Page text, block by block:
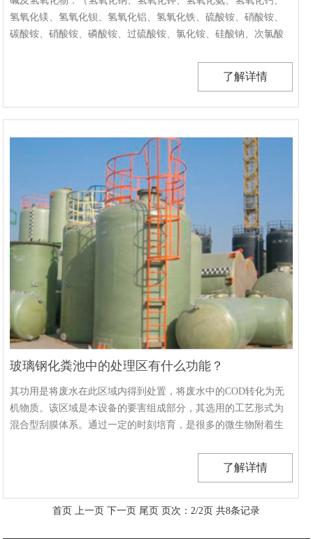
氢氧化镁、氢氧化钡、氢氧化铝、氢氧化铁、硫酸铵、硝酸铵、
碳酸铵、硝酸铵、磷酸铵、过硫酸铵、氯化铵、硅酸钠、次氯酸
了解详情
玻璃钢化粪池中的处理区有什么功能？
其功用是将废水在此区域内得到处置，将废水中的COD转化为无
机物质。该区域是本设备的要害组成部分，其选用的工艺形式为
混合型刮膜体系。通过一定的时刻培育，是很多的微生物附着生
了解详情
首页上一页 下一页 尾页 页次：2/2页共8条记录